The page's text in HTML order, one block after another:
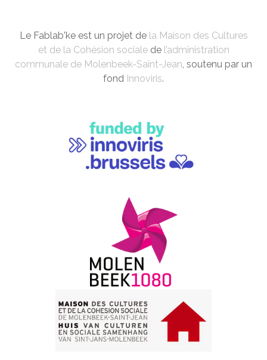
Le Fablab'ke est un projet de la Maison des Cultures
et de la Cohésion socialede l’administration
communale de Molenbeek-Saint-Jean, soutenu par un
fond Innoviris.